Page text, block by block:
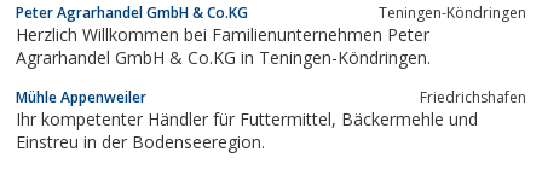
Peter Agrarhandel GmbH & Co.KG Teningen-Köndringen
Herzlich Willkommen bei Familienunternehmen Peter
Agrarhandel GmbH & Co.KG in Teningen-Köndringen.
Mühle Appenweiler Friedrichshafen
Ihr kompetenter Händler für Futtermittel, Bäckermehle und
Einstreu in der Bodenseeregion.